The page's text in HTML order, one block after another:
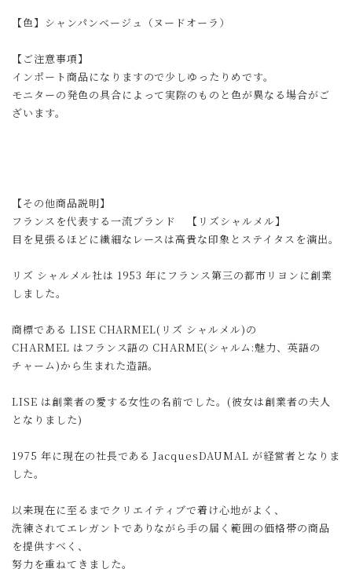
【色】シャンパンベージュ（ヌードオーラ）
【ご注意事項】
インポート商品になりますので少しゆったりめです。
モニターの発色の具合によって実際のものと色が異なる場合がご
ざいます。
【その他商品説明】
フランスを代表する一流ブランド 【リズシャルメル】
目を見張るほどに繊細なレースは高貴な印象とステイタスを演出。
リズ シャルメル社は 1953 年にフランス第三の都市リヨンに創業
しました。
商標である LISE CHARMEL(リズ シャルメル)の
CHARMEL はフランス語の CHARME(シャルム:魅力、英語の
チャーム)から生まれた造語。
LISE は創業者の愛する女性の名前でした。(彼女は創業者の夫人
となりました)
1975 年に現在の社長である JacquesDAUMAL が経営者となりま
した。
以来現在に至るまでクリエイティブで着け心地がよく、
洗練されてエレガントでありながら手の届く範囲の価格帯の商品
を提供すべく、
努力を重ねてきました。